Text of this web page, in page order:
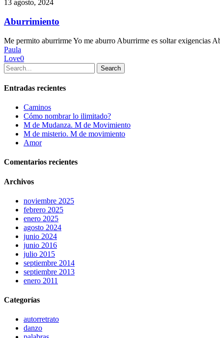
13 agosto, 2024
Aburrimiento
Me permito aburrirme Yo me aburro Aburrirme es soltar exigencias
Paula
Love0
Search
Entradas recientes
Caminos
Cómo nombrar lo ilimitado?
M de Mudanza. M de Movimiento
M de misterio. M de movimiento
Amor
Comentarios recientes
Archivos
noviembre 2025
febrero 2025
enero 2025
agosto 2024
junio 2024
junio 2016
julio 2015
septiembre 2014
septiembre 2013
enero 2011
Categorías
autorretrato
danzo